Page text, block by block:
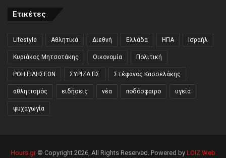
Ετικέτες
Lifestyle Αθλητικά Διεθνή Ελλάδα ΗΠΑ Ισραήλ
Κυριάκος Μητσοτάκης Οικονομία Πολιτική
ΡΟΗ ΕΙΔΗΣΕΩΝ ΣΥΡΙΖΑ ΠΣ Στέφανος Κασσελάκης
αθλητισμός ειδήσεις νέα ποδόσφαιρο υγεία
ψυχαγωγία
Hours.gr© Copyright 2026, All Rights Reserved. Powered by LOIZ Web